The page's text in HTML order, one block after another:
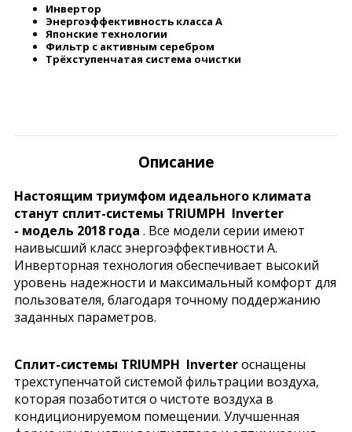
Инвертор
Энергоэффективность класса А
Японские технологии
Фильтр с активным серебром
Трёхступенчатая система очистки
Описание
Настоящим триумфом идеального климата
станут сплит-системы TRIUMPH Inverter
- модель 2018 года . Все модели серии имеют
наивысший класс энергоэффективности А.
Инверторная технология обеспечивает высокий
уровень надежности и максимальный комфорт для
пользователя, благодаря точному поддержанию
заданных параметров.
Сплит-системы TRIUMPH Inverterоснащены
трехступенчатой системой фильтрации воздуха,
которая позаботится о чистоте воздуха в
кондиционируемом помещении. Улучшенная